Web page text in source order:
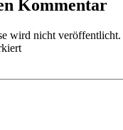
Kommentar
wird nicht veröffentlicht.